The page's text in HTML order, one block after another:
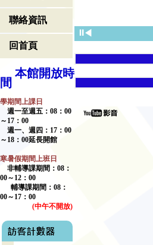
聯絡資訊
回首頁
本館開放時
間
學期間上課日
週一至週五： 08 ： 00
～ 17 ： 00
週一、週四： 17 ： 00
～ 18 ： 00延長開館
寒暑假期間上班日
非輔導課期間： 08 ：
00～ 12 ： 00
輔導課期間： 08 ：
00～17：00
(中午不開放)
⏸◀